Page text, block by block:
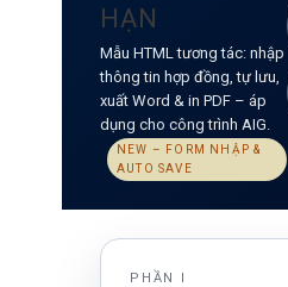
HẠN
Mẫu HTML tương tác: nhập
thông tin hợp đồng, tự lưu,
xuất Word & in PDF – áp
dụng cho công trình AIG.
NEW – FORM NHẬP &
AUTO SAVE
PHẦN I